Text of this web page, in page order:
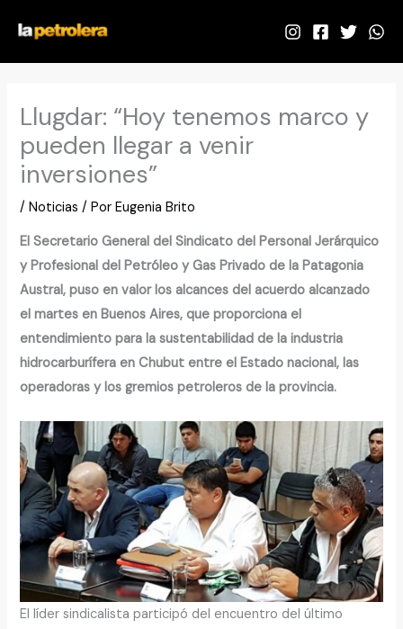
contenido
Llugdar: “Hoy tenemos marco y
pueden llegar a venir
inversiones”
/Noticias / PorEugenia Brito
El Secretario General del Sindicato del Personal Jerárquico
y Profesional del Petróleo y Gas Privado de la Patagonia
Austral, puso en valor los alcances del acuerdo alcanzado
el martes en Buenos Aires, que proporciona el
entendimiento para la sustentabilidad de la industria
hidrocarburífera en Chubut entre el Estado nacional, las
operadoras y los gremios petroleros de la provincia.
El líder sindicalista participó del encuentro del último